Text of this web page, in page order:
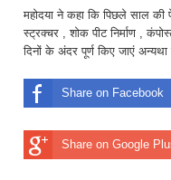
महोदया ने कहा कि पिछले साल की
स्ट्रक्चर , शोक पीट निर्माण ,
दिनों के अंदर पूर्ण किए जाएं अन्यथा
Share on Facebook
Share on Google